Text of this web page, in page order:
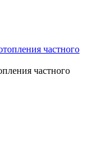
частного